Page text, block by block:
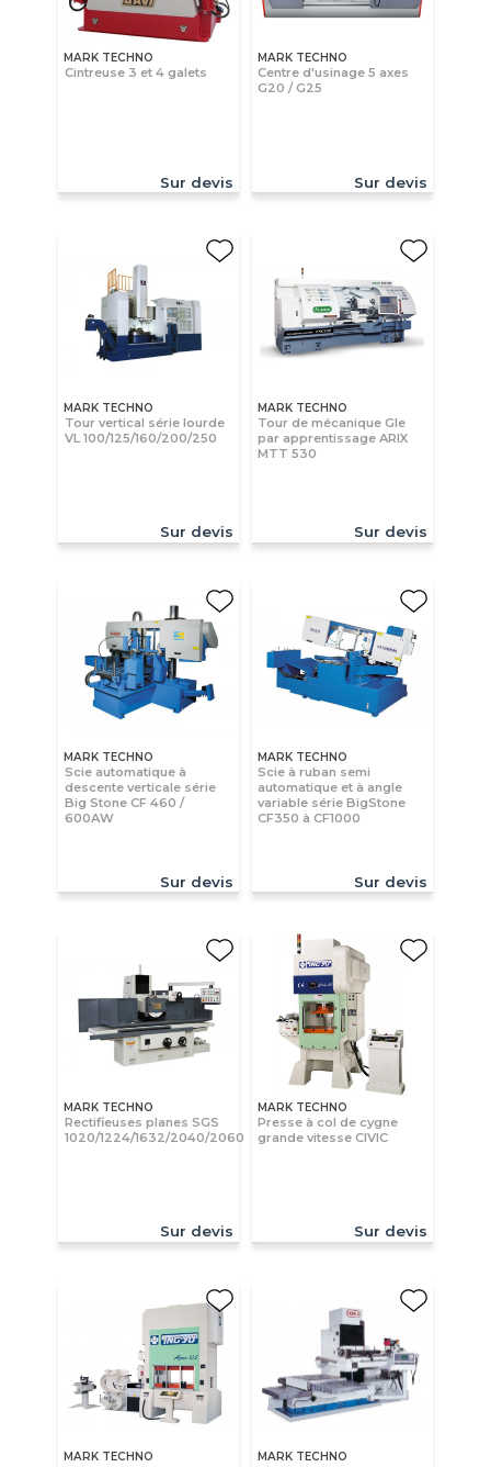
MARK TECHNO
Cintreuse 3 et 4 galets
Sur devis
MARK TECHNO
Centre d'usinage 5 axes
G20 / G25
Sur devis
MARK TECHNO
Tour vertical série lourde
VL 100/125/160/200/250
Sur devis
MARK TECHNO
Tour de mécanique Gle
par apprentissage ARIX
MTT 530
Sur devis
MARK TECHNO
Scie automatique à
descente verticale série
Big Stone CF 460 /
600AW
Sur devis
MARK TECHNO
Scie à ruban semi
automatique et à angle
variable série BigStone
CF350 à CF1000
Sur devis
MARK TECHNO
Rectifieuses planes SGS
1020/1224/1632/2040/2060
Sur devis
MARK TECHNO
Presse à col de cygne
grande vitesse CIVIC
Sur devis
MARK TECHNO MARK TECHNO